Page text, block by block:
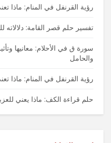
رؤية القرنفل في المنام: ماذا
تفسير حلم قصر القامة: دلالاته
سورة ق في الأحلام: معانيها
والحامل
رؤية القرنفل في المنام: ماذا
حلم قراءة الكف: ماذا يعني